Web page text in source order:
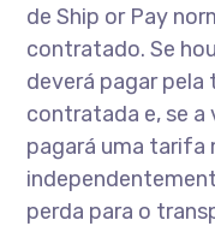
de Ship or Pay
contratado. Se
deverá pagar
contratada e, se a
pagará uma tarifa
perda para o